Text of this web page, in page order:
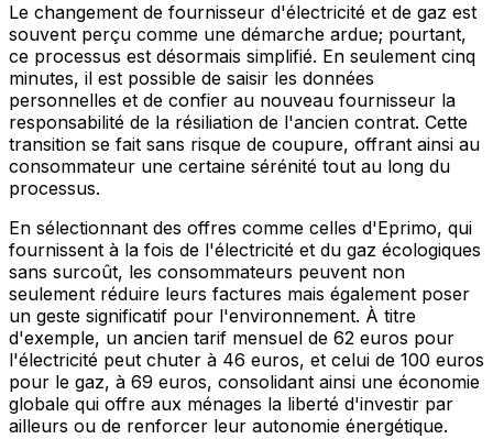
Le changement de fournisseur d'électricité et de gaz est
souvent perçu comme une démarche ardue; pourtant,
ce processus est désormais simplifié. En seulement cinq
minutes, il est possible de saisir les données
personnelles et de confier au nouveau fournisseur la
responsabilité de la résiliation de l'ancien contrat. Cette
transition se fait sans risque de coupure, offrant ainsi au
consommateur une certaine sérénité tout au long du
processus.
En sélectionnant des offres comme celles d'Eprimo, qui
fournissent à la fois de l'électricité et du gaz écologiques
sans surcoût, les consommateurs peuvent non
seulement réduire leurs factures mais également poser
un geste significatif pour l'environnement. À titre
d'exemple, un ancien tarif mensuel de 62 euros pour
l'électricité peut chuter à 46 euros, et celui de 100 euros
pour le gaz, à 69 euros, consolidant ainsi une économie
globale qui offre aux ménages la liberté d'investir par
ailleurs ou de renforcer leur autonomie énergétique.